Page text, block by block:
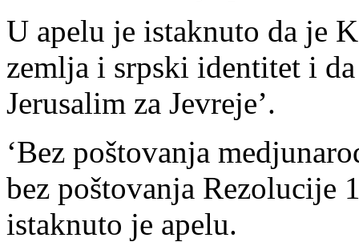
U apelu je istaknuto da je
zemlja i srpski identitet i
Jerusalim za Jevreje’.
‘Bez poštovanja
bez poštovanja Rezolucije
istaknuto je apelu.